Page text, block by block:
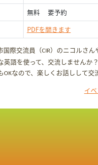
無料 要予約
PDFを開きます
国際交流員（CIR）のニコルさん
英語を使って、交流しませんか
OKなので、楽しくお話しして交
イ